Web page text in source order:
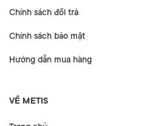
Chính sách đổi trả
Chính sách bảo mật
Hướng dẫn mua hàng
VỀ METIS